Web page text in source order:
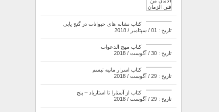
کتاب نشانه های حیوانات در گنج یابی
تاریخ : 01 / سپتامبر / 2018
کتاب مهج الدعوات
تاریخ : 30 / آگوست / 2018
کتاب اسرار مانیه تیسم
تاریخ : 29 / آگوست / 2018
کتاب از آستارا تا استارباد – پنج
تاریخ : 29 / آگوست / 2018